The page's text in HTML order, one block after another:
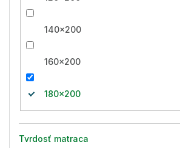
140x200
160x200
180x200
Tvrdosť matraca